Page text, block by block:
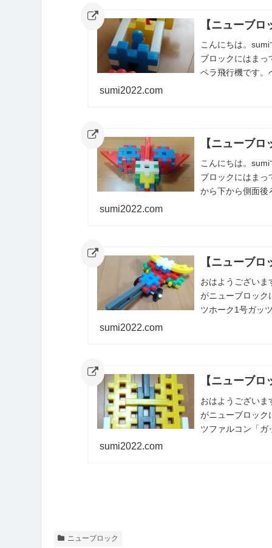
【ニューブ
こんにちは。
ブロックにはま
ペラ飛行機です。
sumi2022.com
【ニューブ
こんにちは。
ブロックにはまっ
から下から側面後
sumi2022.com
【ニューブ
おはようございま
がニューブロック
ツホーク1号ガッ
sumi2022.com
【ニューブ
おはようございま
がニューブロック
ツファルコン「ガ
sumi2022.com
ニューブロック